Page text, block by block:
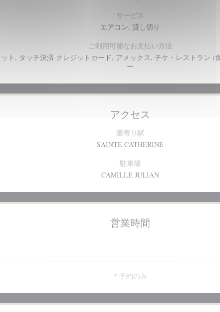
サービス
エアコン, 貸し切り
ご利用可能なお支払い方法
ト, タッチ決済 クレジットカード, アメックス, チケ・レストラン (
ー
アクセス
最寄り駅
SAINTE CATHERINE
駐車場
CAMILLE JULIAN
営業時間
* 予約のみ